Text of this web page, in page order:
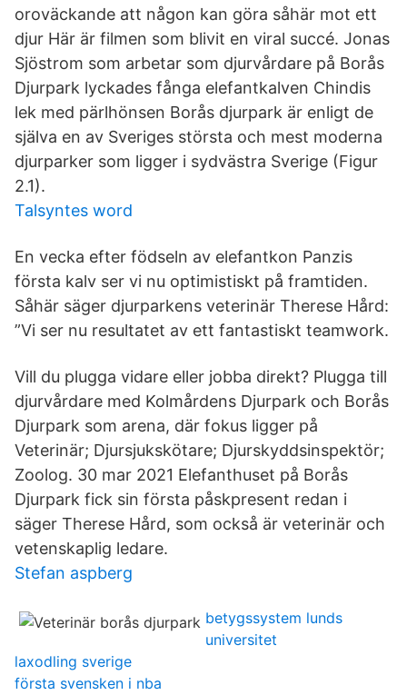
oroväckande att någon kan göra såhär mot ett
djur Här är filmen som blivit en viral succé. Jonas
Sjöstrom som arbetar som djurvårdare på Borås
Djurpark lyckades fånga elefantkalven Chindis
lek med pärlhönsen Borås djurpark är enligt de
själva en av Sveriges största och mest moderna
djurparker som ligger i sydvästra Sverige (Figur
2.1).
Talsyntes word
En vecka efter födseln av elefantkon Panzis
första kalv ser vi nu optimistiskt på framtiden.
Såhär säger djurparkens veterinär Therese Hård:
”Vi ser nu resultatet av ett fantastiskt teamwork.
Vill du plugga vidare eller jobba direkt? Plugga till
djurvårdare med Kolmårdens Djurpark och Borås
Djurpark som arena, där fokus ligger på
Veterinär; Djursjukskötare; Djurskyddsinspektör;
Zoolog. 30 mar 2021 Elefanthuset på Borås
Djurpark fick sin första påskpresent redan i
säger Therese Hård, som också är veterinär och
vetenskaplig ledare.
Stefan aspberg
betygssystem lunds
universitet
laxodling sverige
första svensken i nba